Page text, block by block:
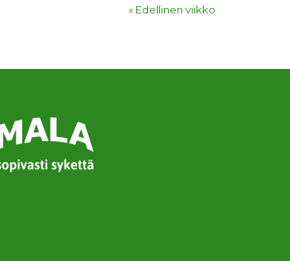
« Edellinen viikko